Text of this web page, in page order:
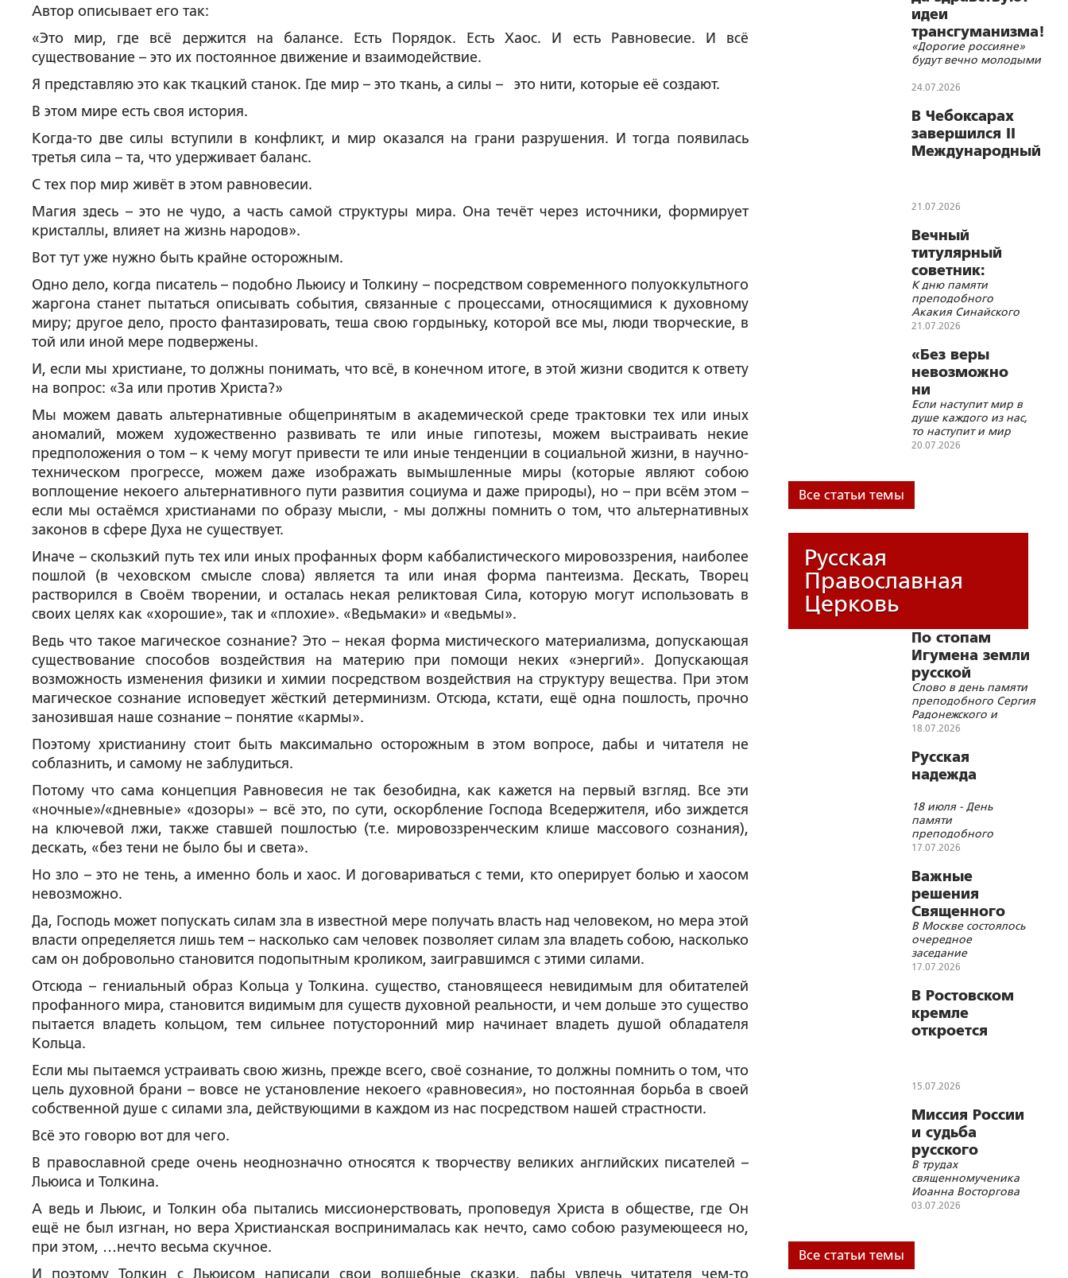
Автор описывает его так:
«Это мир, где всё держится на балансе. Есть Порядок. Есть Хаос. И есть Равновесие. И всё
существование – это их постоянное движение и взаимодействие.
Я представляю это как ткацкий станок. Где мир – это ткань, а силы – это нити, которые её создают.
В этом мире есть своя история.
Когда-то две силы вступили в конфликт, и мир оказался на грани разрушения. И тогда появилась
третья сила – та, что удерживает баланс.
С тех пор мир живёт в этом равновесии.
Магия здесь – это не чудо, а часть самой структуры мира. Она течёт через источники, формирует
кристаллы, влияет на жизнь народов».
Вот тут уже нужно быть крайне осторожным.
Одно дело, когда писатель – подобно Льюису и Толкину – посредством современного полуоккультного
жаргона станет пытаться описывать события, связанные с процессами, относящимися к духовному
миру; другое дело, просто фантазировать, теша свою гордыньку, которой все мы, люди творческие, в
той или иной мере подвержены.
И, если мы христиане, то должны понимать, что всё, в конечном итоге, в этой жизни сводится к ответу
на вопрос: «За или против Христа?»
Мы можем давать альтернативные общепринятым в академической среде трактовки тех или иных
аномалий, можем художественно развивать те или иные гипотезы, можем выстраивать некие
предположения о том – к чему могут привести те или иные тенденции в социальной жизни, в научно-
техническом прогрессе, можем даже изображать вымышленные миры (которые являют собою
воплощение некоего альтернативного пути развития социума и даже природы), но – при всём этом –
если мы остаёмся христианами по образу мысли, - мы должны помнить о том, что альтернативных
законов в сфере Духа не существует.
Иначе – скользкий путь тех или иных профанных форм каббалистического мировоззрения, наиболее
пошлой (в чеховском смысле слова) является та или иная форма пантеизма. Дескать, Творец
растворился в Своём творении, и осталась некая реликтовая Сила, которую могут использовать в
своих целях как «хорошие», так и «плохие». «Ведьмаки» и «ведьмы».
Ведь что такое магическое сознание? Это – некая форма мистического материализма, допускающая
существование способов воздействия на материю при помощи неких «энергий». Допускающая
возможность изменения физики и химии посредством воздействия на структуру вещества. При этом
магическое сознание исповедует жёсткий детерминизм. Отсюда, кстати, ещё одна пошлость, прочно
занозившая наше сознание – понятие «кармы».
Поэтому христианину стоит быть максимально осторожным в этом вопросе, дабы и читателя не
соблазнить, и самому не заблудиться.
Потому что сама концепция Равновесия не так безобидна, как кажется на первый взгляд. Все эти
«ночные»/«дневные» «дозоры» – всё это, по сути, оскорбление Господа Вседержителя, ибо зиждется
на ключевой лжи, также ставшей пошлостью (т.е. мировоззренческим клише массового сознания),
дескать, «без тени не было бы и света».
Но зло – это не тень, а именно боль и хаос. И договариваться с теми, кто оперирует болью и хаосом
невозможно.
Да, Господь может попускать силам зла в известной мере получать власть над человеком, но мера этой
власти определяется лишь тем – насколько сам человек позволяет силам зла владеть собою, насколько
сам он добровольно становится подопытным кроликом, заигравшимся с этими силами.
Отсюда – гениальный образ Кольца у Толкина. существо, становящееся невидимым для обитателей
профанного мира, становится видимым для существ духовной реальности, и чем дольше это существо
пытается владеть кольцом, тем сильнее потусторонний мир начинает владеть душой обладателя
Кольца.
Если мы пытаемся устраивать свою жизнь, прежде всего, своё сознание, то должны помнить о том, что
цель духовной брани – вовсе не установление некоего «равновесия», но постоянная борьба в своей
собственной душе с силами зла, действующими в каждом из нас посредством нашей страстности.
Всё это говорю вот для чего.
В православной среде очень неоднозначно относятся к творчеству великих английских писателей –
Льюиса и Толкина.
А ведь и Льюис, и Толкин оба пытались миссионерствовать, проповедуя Христа в обществе, где Он
ещё не был изгнан, но вера Христианская воспринималась как нечто, само собою разумеющееся но,
при этом, …нечто весьма скучное.
И поэтому Толкин с Льюисом написали свои волшебные сказки, дабы увлечь читателя чем-то
идеи
трансгуманизма!
«Дорогие россияне»
будут вечно молодыми
24.07.2026
В Чебоксарах
завершился II
Международный
Махмуда
21.07.2026
Вечный
титулярный
советник:
Акакий
Акакиевич
Башмачкин в
Гоголя
«Шинель»
К дню памяти
преподобного
Акакия Синайского
(7/20 июля)
21.07.2026
«Без веры
невозможно
ни
образования,
ни спасения»
Если наступит мир в
душе каждого из нас,
то наступит и мир
вокруг нас
20.07.2026
Все статьи темы
Русская
Православная
Церковь
По стопам
Игумена земли
русской
Слово в день памяти
преподобного Сергия
Радонежского и
преподобномученицы
Елисаветы
18.07.2026
Русская
надежда
18 июля - День
памяти
преподобного
Сергия
17.07.2026
Важные
решения
Священного
Синода
В Москве состоялось
очередное
заседание
Священного Синода
Православной
17.07.2026
В Ростовском
кремле
откроется
русского
15.07.2026
Миссия России
и судьба
русского
народа
В трудах
священномученика
Иоанна Восторгова
03.07.2026
Все статьи темы